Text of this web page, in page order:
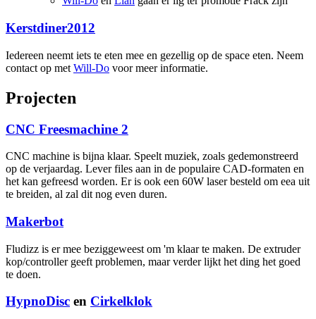
Kerstdiner2012
Iedereen neemt iets te eten mee en gezellig op de space eten. Neem
contact op met Will-Do voor meer informatie.
Projecten
CNC Freesmachine 2
CNC machine is bijna klaar. Speelt muziek, zoals gedemonstreerd
op de verjaardag. Lever files aan in de populaire CAD-formaten en
het kan gefreesd worden. Er is ook een 60W laser besteld om eea uit
te breiden, al zal dit nog even duren.
Makerbot
Fludizz is er mee beziggeweest om 'm klaar te maken. De extruder
kop/controller geeft problemen, maar verder lijkt het ding het goed
te doen.
HypnoDisc en Cirkelklok